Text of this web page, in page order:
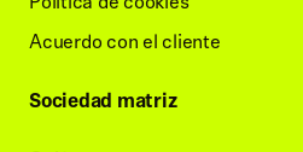
Acuerdo con el cliente
Sociedad matriz